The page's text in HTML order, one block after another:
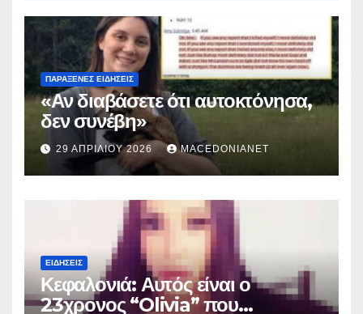
ΠΑΡΆΞΕΝΕΣ ΕΙΔΉΣΕΙΣ
«Αν διαβάσετε ότι αυτοκτόνησα,
δεν συνέβη»
29 ΑΠΡΙΛΊΟΥ 2026 MACEDONIANET
ΕΙΔΉΣΕΙΣ
Κεφαλονιά: Αυτός είναι ο
23χρονος “Olivia” που